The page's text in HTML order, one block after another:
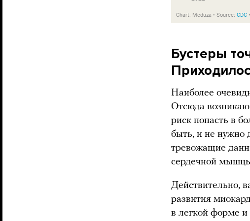
Бустеры
Наиболее
Отсюда
риск попасть в
быть, и не нужно
тревожащие
сердечной
Действительно,
развития
в легкой форме и